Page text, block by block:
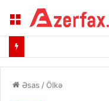
Menu
Əsas /Ölkə